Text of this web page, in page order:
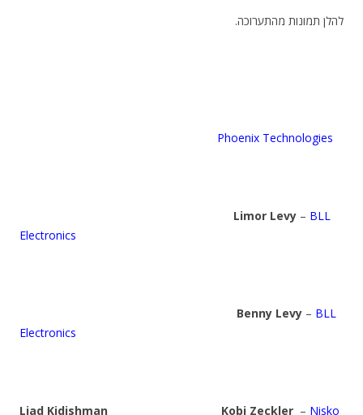
.להלן תמונות מהתערוכה
Phoenix Technologies
Limor Levy – BLL
Electronics
Benny Levy – BLL
Electronics
Liad Kidishman Kobi Zeckler – Nisko